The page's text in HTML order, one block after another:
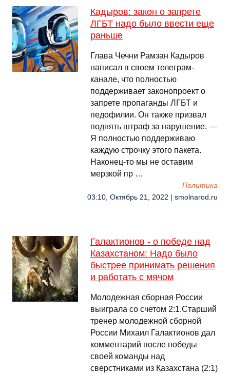
Кадыров: закон о запрете
ЛГБТ надо было ввести еще
раньше
Глава Чечни Рамзан Кадыров
написал в своем телеграм-
канале, что полностью
поддерживает законопроект о
запрете пропаганды ЛГБТ и
педофилии. Он также призвал
поднять штраф за нарушение. —
Я полностью поддерживаю
каждую строчку этого пакета.
Наконец-то мы не оставим
мерзкой пр …
Политика
03:10, Октябрь 21, 2022 | smolnarod.ru
Галактионов - о победе над
Казахстаном: Надо было
быстрее принимать решения
и работать с мячом
Молодежная сборная России
выиграла со счетом 2:1.Старший
тренер молодежной сборной
России Михаил Галактионов дал
комментарий после победы
своей команды над
сверстниками из Казахстана (2:1)